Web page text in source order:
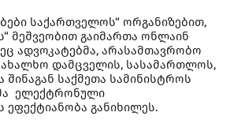
საქართველოს“ ორგანიზებით,
მეშვეობით გაიმართა ონლაინ
ადვოკატებმა, არასამთავრობო
დამცველის, სასამართლოს,
საქმეთა სამინისტროს
ელექტრონული
განიხილეს.